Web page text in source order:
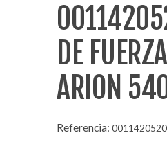
DE
ARION
Referencia:0011420520